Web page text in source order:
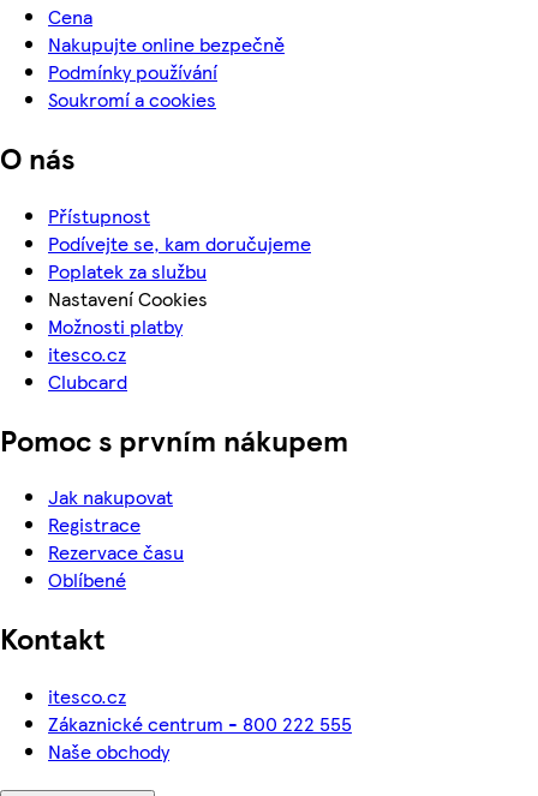
Cena
Nakupujte online bezpečně
Podmínky používání
Soukromí a cookies
O nás
Přístupnost
Podívejte se, kam doručujeme
Poplatek za službu
Nastavení Cookies
Možnosti platby
itesco.cz
Clubcard
Pomoc s prvním nákupem
Jak nakupovat
Registrace
Rezervace času
Oblíbené
Kontakt
itesco.cz
Zákaznické centrum - 800 222 555
Naše obchody